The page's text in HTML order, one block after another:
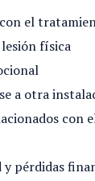
el
física
a otra
con
pérdidas